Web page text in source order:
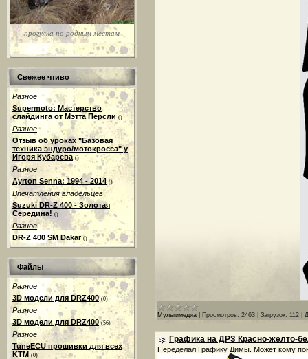
прогулка по родным местам
Свежее чтиво
Разное
Supermoto: Мастерство
слайдинга от Мэтта Персли ()
Разное
Отзыв об уроках "Базовая
техника эндуро/мотокросса" у
Игоря Кубарева ()
Разное
Ayrton Senna: 1994 - 2014 ()
Впечатления владельцев
Suzuki DR-Z 400 - Золотая
Середина! ()
Разное
DR-Z 400 SM Dakar ()
Файлы
Разное
3D модели для DRZ400 (0)
Разное
3D модели для DRZ400 (56)
Разное
TuneECU прошивки для всех
KTM (0)
Мультимедиа Просмотров: 2463 Загрузок: 112
Графика на ДРЗ Красно-желто-
Переделал Графику Димы. Может кому